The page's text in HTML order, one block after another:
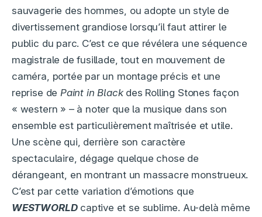
sauvagerie des hommes, ou adopte un style de
divertissement grandiose lorsqu’il faut attirer le
public du parc. C’est ce que révélera une séquence
magistrale de fusillade, tout en mouvement de
caméra, portée par un montage précis et une
reprise de Paint in Blackdes Rolling Stones façon
« western » – à noter que la musique dans son
ensemble est particulièrement maîtrisée et utile.
Une scène qui, derrière son caractère
spectaculaire, dégage quelque chose de
dérangeant, en montrant un massacre monstrueux.
C’est par cette variation d’émotions que
WESTWORLDcaptive et se sublime. Au-delà même